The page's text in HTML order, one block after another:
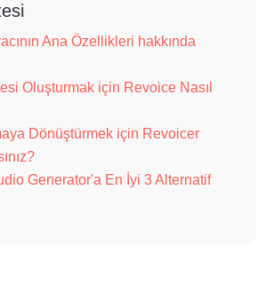
Ana Özellikleri hakkında
Oluşturmak için Revoice Nasıl
Dönüştürmek için Revoicer
Generator'a En İyi 3 Alternatif